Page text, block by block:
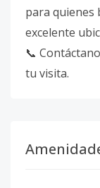
para quienes
excelente
📞
tu visita.